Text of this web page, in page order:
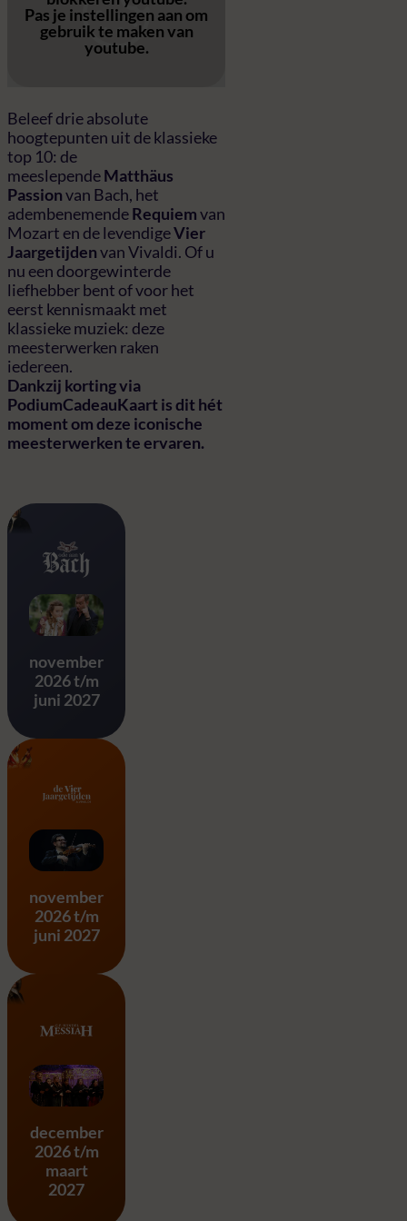
Beleef drie absolute
hoogtepunten uit de klassieke
top 10: de
meeslependeMatthäus
Passionvan Bach, het
adembenemendeRequiemvan
Mozart en de levendigeVier
Jaargetijdenvan Vivaldi. Of u
nu een doorgewinterde
liefhebber bent of voor het
eerst kennismaakt met
klassieke muziek: deze
meesterwerken raken
iedereen.
Dankzij korting via
PodiumCadeauKaart is dit hét
moment om deze iconische
meesterwerken te ervaren.
Pas je instellingen aan om
gebruik te maken van
youtube.
Ode aan Bach
november
2026 t/m
juni 2027
Vier Jaargetijden – A.
november
2026 t/m
juni 2027
Messiah – G.F. Händel
december
2026 t/m
maart
2027